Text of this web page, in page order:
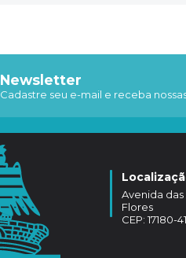
Newsletter
Cadastre seu e-mail e receba
Avenida das
Flores
CEP: 17180-